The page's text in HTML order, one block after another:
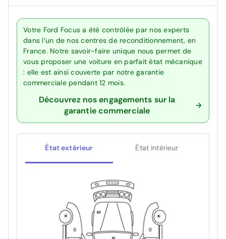
Votre Ford Focus a été contrôlée par nos experts
dans l’un de nos centres de reconditionnement, en
France. Notre savoir-faire unique nous permet de
vous proposer une voiture en parfait état mécanique
: elle est ainsi couverte par notre garantie
commerciale pendant 12 mois.
Découvrez nos engagements sur la
garantie commerciale
État extérieur État intérieur